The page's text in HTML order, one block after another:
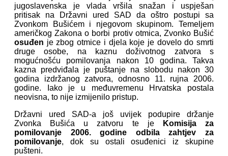
jugoslavenska je vlada vršila snažan i uspješan
pritisak na Državni ured SAD da oštro postupi sa
Zvonkom Bušićem i njegovom skupinom. Temeljem
američkog Zakona o borbi protiv otmica, Zvonko Bušić
osuđen je zbog otmice i djela koje je dovelo do smrti
druge osobe, na kaznu doživotnog zatvora s
mogućnošću pomilovanja nakon 10 godina. Takva
kazna predviđala je puštanje na slobodu nakon 30
godina izdržanog zatvora, odnosno 11. rujna 2006.
godine. Iako je u međuvremenu Hrvatska postala
neovisna, to nije izmijenilo pristup.
Državni ured SAD-a još uvijek podupire držanje
Zvonka Bušića u zatvoru te je
Komisija za
pomilovanje 2006. godine odbila zahtjev za
pomilovanje, dok su ostali osuđenici iz skupine
pušteni.